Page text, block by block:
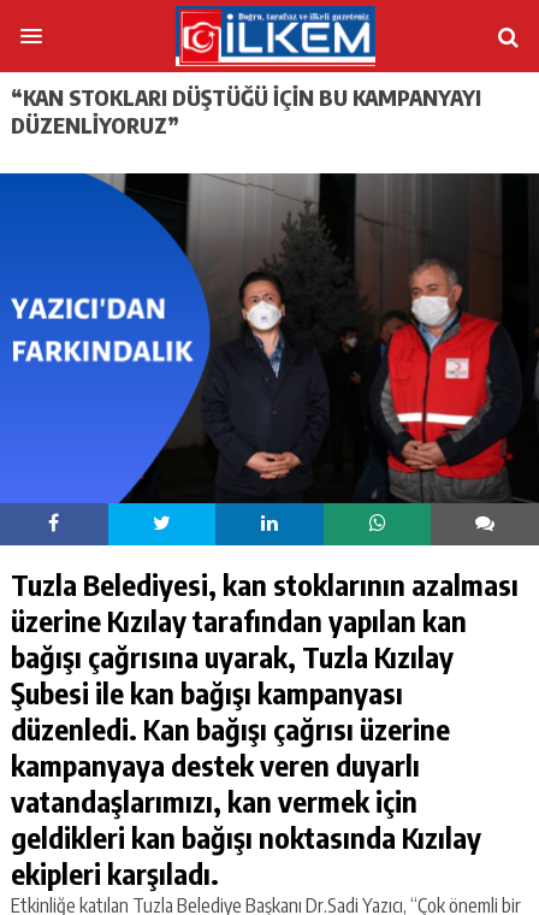
“KAN STOKLARI DÜŞTÜĞÜ İÇİN BU KAMPANYAYI
DÜZENLİYORUZ”
Tuzla Belediyesi, kan stoklarının azalması
üzerine Kızılay tarafından yapılan kan
bağışı çağrısına uyarak, Tuzla Kızılay
Şubesi ile kan bağışı kampanyası
düzenledi. Kan bağışı çağrısı üzerine
kampanyaya destek veren duyarlı
vatandaşlarımızı, kan vermek için
geldikleri kan bağışı noktasında Kızılay
ekipleri karşıladı.
Etkinliğe katılan Tuzla Belediye Başkanı Dr.Sadi Yazıcı, “Çok önemli bir